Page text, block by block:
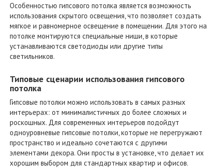
Особенностью гипсового потолка является возможность
использования скрытого освещения, что позволяет создать
мягкое и равномерное освещение в помещении. Для этого на
потолке монтируются специальные ниши, в которые
устанавливаются светодиоды или другие типы
светильников.
Типовые сценарии использования гипсового
потолка
Гипсовые потолки можно использовать в самых разных
интерьерах: от минималистичных до более сложных и
роскошных. Для современных интерьеров подойдут
одноуровневые гипсовые потолки, которые не перегружают
пространство и идеально сочетаются с другими
элементами декора. Они просты в установке, что делает их
хорошим выбором для стандартных квартир и офисов.